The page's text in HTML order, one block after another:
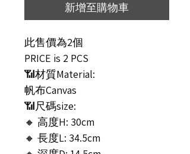
新增至購物車
此售價為2個
PRICE is 2 PCS
📶材質Material:
帆布Canvas
📶尺碼size:
🔸 高度H: 30cm
🔸 長度L: 34.5cm